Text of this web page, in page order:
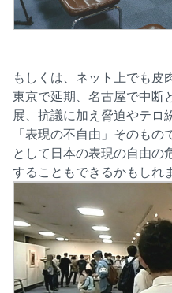
もしくは、ネット上でも皮
東京で延期、名古屋で中断
展、抗議に加え脅迫やテロ
「表現の不自由」そのも
として日本の表現の自由の
することもできるかもしれ